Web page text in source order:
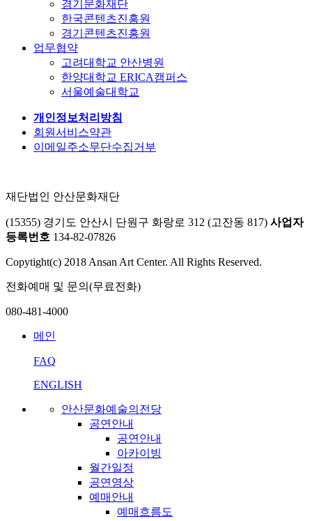
경기문화재단
한국콘텐츠진흥원
경기콘텐츠진흥원
업무협약
고려대학교 안산병원
한양대학교 ERICA캠퍼스
서울예술대학교
개인정보처리방침
회원서비스약관
이메일주소무단수집거부
재단법인 안산문화재단
(15355) 경기도 안산시 단원구 화랑로 312 (고잔동 817) 사업자
등록번호 134-82-07826
Copytight(c) 2018 Ansan Art Center. All Rights Reserved.
전화예매 및 문의(무료전화)
080-481-4000
메인
FAQ
ENGLISH
안산문화예술의전당
공연안내
공연안내
아카이빙
월간일정
공연영상
예매안내
예매흐름도